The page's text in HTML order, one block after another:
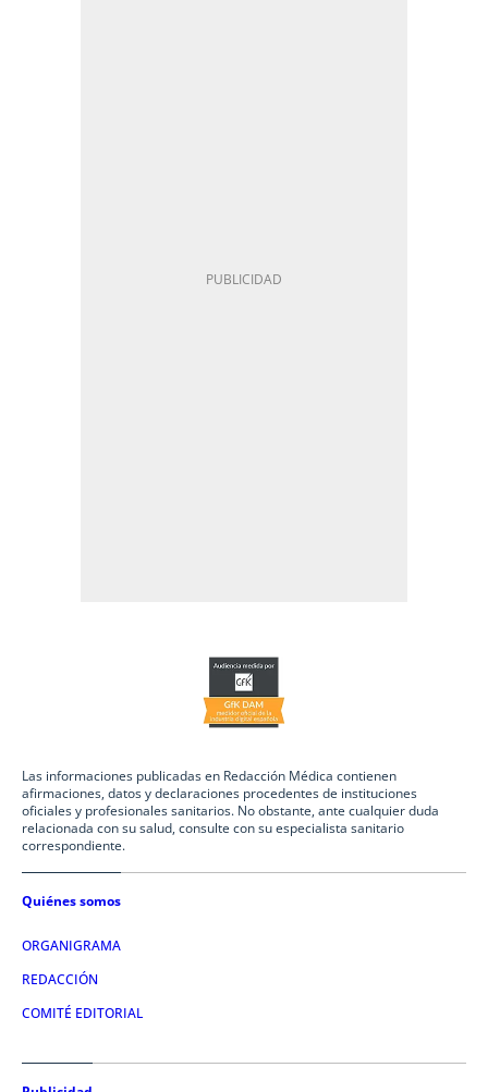
Las informaciones publicadas en Redacción Médica contienen
afirmaciones, datos y declaraciones procedentes de instituciones
oficiales y profesionales sanitarios. No obstante, ante cualquier duda
relacionada con su salud, consulte con su especialista sanitario
correspondiente.
Quiénes somos
ORGANIGRAMA
REDACCIÓN
COMITÉ EDITORIAL